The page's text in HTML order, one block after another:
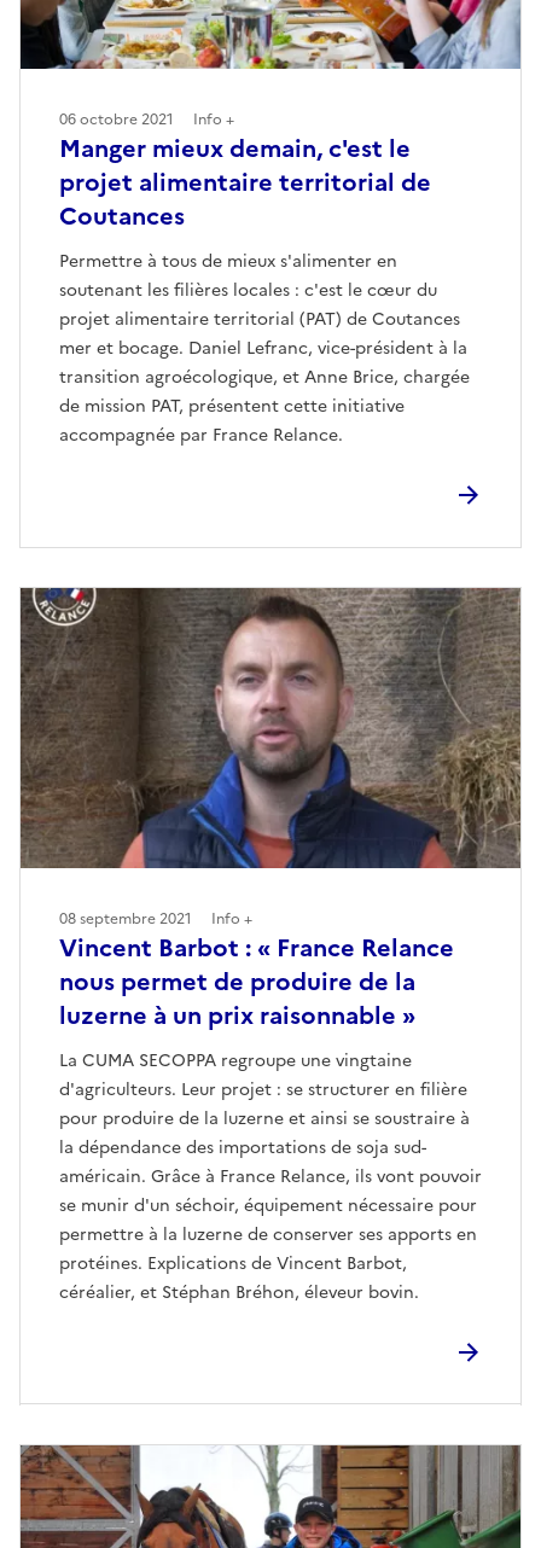
Manger mieux demain, c'est le
projet alimentaire territorial de
Coutances
Permettre à tous de mieux s'alimenter en
soutenant les filières locales : c'est le cœur du
projet alimentaire territorial (PAT) de Coutances
mer et bocage. Daniel Lefranc, vice-président à la
transition agroécologique, et Anne Brice, chargée
de mission PAT, présentent cette initiative
accompagnée par France Relance.
06 octobre 2021 Info +
Vincent Barbot : « France Relance
nous permet de produire de la
luzerne à un prix raisonnable »
La CUMA SECOPPA regroupe une vingtaine
d'agriculteurs. Leur projet : se structurer en filière
pour produire de la luzerne et ainsi se soustraire à
la dépendance des importations de soja sud-
américain. Grâce à France Relance, ils vont pouvoir
se munir d'un séchoir, équipement nécessaire pour
permettre à la luzerne de conserver ses apports en
protéines. Explications de Vincent Barbot,
céréalier, et Stéphan Bréhon, éleveur bovin.
08 septembre 2021 Info +